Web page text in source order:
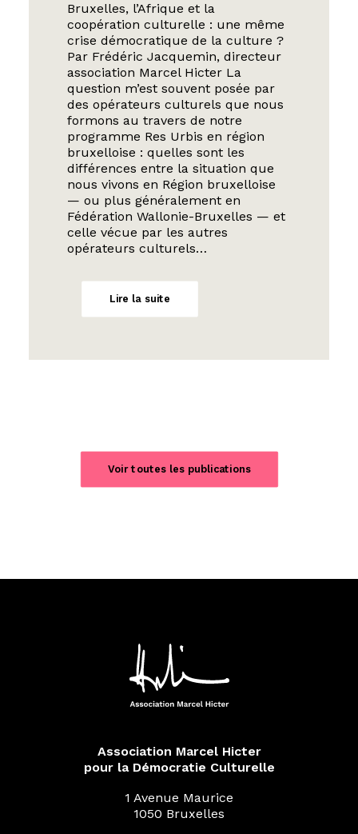
Bruxelles, l’Afrique et la
coopération culturelle : une même
crise démocratique de la culture ?
Par Frédéric Jacquemin, directeur
association Marcel Hicter La
question m’est souvent posée par
des opérateurs culturels que nous
formons au travers de notre
programme Res Urbis en région
bruxelloise : quelles sont les
différences entre la situation que
nous vivons en Région bruxelloise
— ou plus généralement en
Fédération Wallonie-Bruxelles — et
celle vécue par les autres
opérateurs culturels…
Lire la suite
Voir toutes les publications
Association Marcel Hicter
pour la Démocratie Culturelle
1 Avenue Maurice
1050 Bruxelles